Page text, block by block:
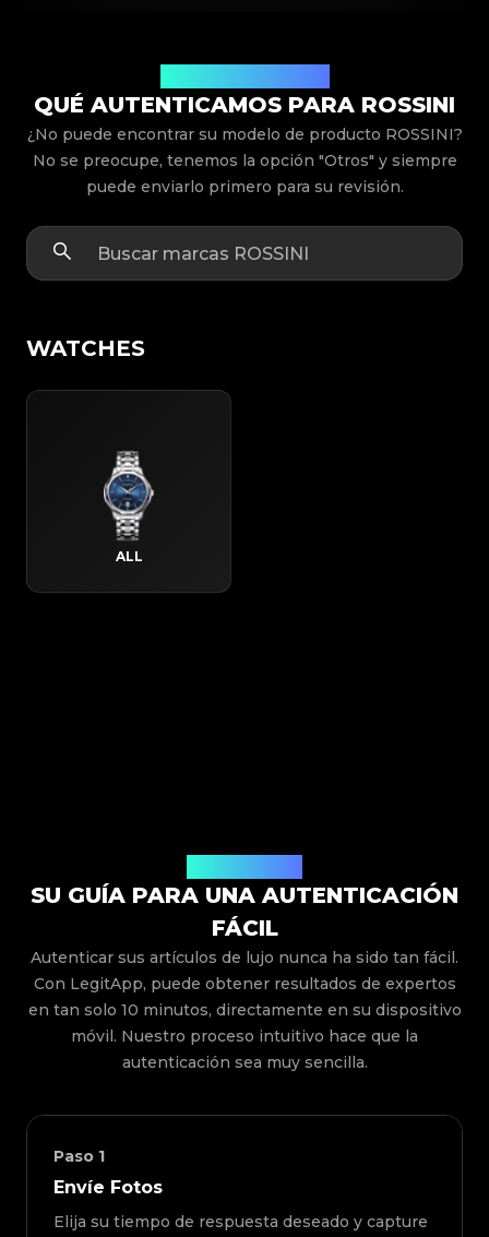
QUÉ AUTENTICAMOS PARA ROSSINI
¿No puede encontrar su modelo de producto ROSSINI?
No se preocupe, tenemos la opción "Otros" y siempre
puede enviarlo primero para su revisión.
WATCHES
ALL
SU GUÍA PARA UNA AUTENTICACIÓN
FÁCIL
Autenticar sus artículos de lujo nunca ha sido tan fácil.
Con LegitApp, puede obtener resultados de expertos
en tan solo 10 minutos, directamente en su dispositivo
móvil. Nuestro proceso intuitivo hace que la
autenticación sea muy sencilla.
Paso 1
Envíe Fotos
Elija su tiempo de respuesta deseado y capture